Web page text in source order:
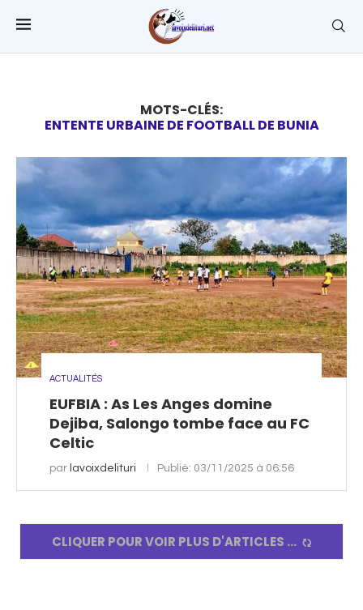
MOTS-CLÉS:
ENTENTE URBAINE DE FOOTBALL DE BUNIA
ACTUALITÉS
EUFBIA : As Les Anges domine
Dejiba, Salongo tombe face au FC
Celtic
par lavoixdelituri Publié: 03/11/2025 à 06:56
CLIQUER POUR VOIR PLUS D'ARTICLES